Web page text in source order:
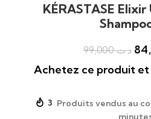
KÉRASTASE
د.ت99,000
Achetez ce produit et
3 Produits vendus au